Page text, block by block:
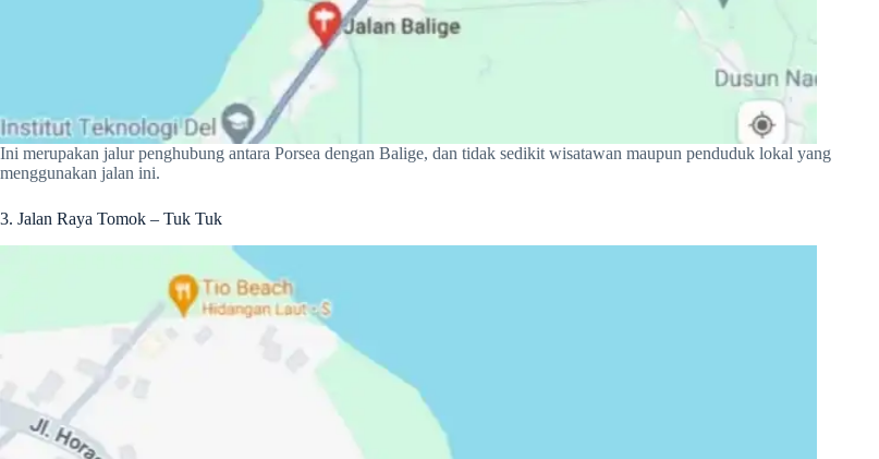
Ini merupakan jalur penghubung antara Porsea dengan Balige, dan tidak sedikit wisatawan maupun penduduk lokal yang
menggunakan jalan ini.
3. Jalan Raya Tomok – Tuk Tuk